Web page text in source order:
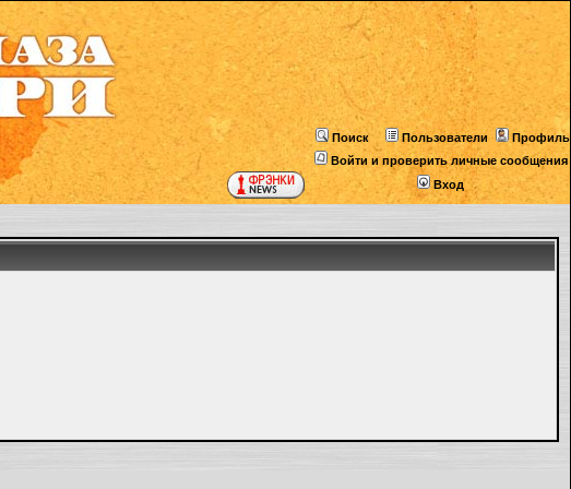
Поиск Пользователи
Профиль
Войти и проверить личные сообщения
Вход